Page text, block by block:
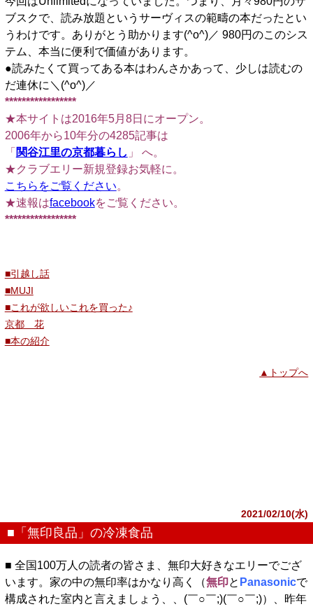
ブスクで、読み放題というサーヴィスの範疇の本だったとい
うわけです。ありがとう助かります(^o^)／ 980円のこのシス
テム、本当に便利で価値があります。
●読みたくて買ってある本はわんさかあって、少しは読むの
だ連休に＼(^o^)／
*****************
★本サイトは2016年5月8日にオープン。
2006年から10年分の4285記事は
「 関谷江里の京都暮らし 」 へ。
★クラブエリー新規登録お気軽に。
こちらをご覧ください。
★速報はfacebookをご覧ください。
*****************
■引越し話
■MUJI
■これが欲しいこれを買った♪
京都 花
■本の紹介
▲トップへ
2021/02/10(水)
■「無印良品」の冷凍食品
■ 全国100万人の読者の皆さま、無印大好きなエリーでござ
います。家の中の無印率はかなり高く（無印と Panasonicで
構成された室内と言えましょう、、(￣○￣;)(￣○￣;)）、昨年